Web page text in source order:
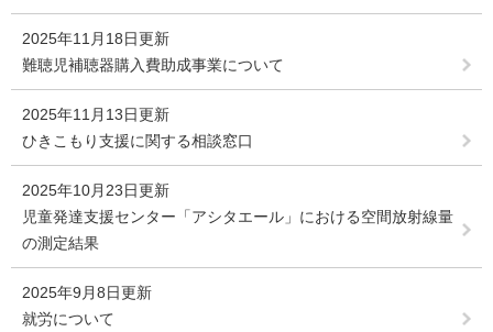
2025年11月18日更新
難聴児補聴器購入費助成事業について
2025年11月13日更新
ひきこもり支援に関する相談窓口
2025年10月23日更新
児童発達支援センター「アシタエール」における空間放射線量
の測定結果
2025年9月8日更新
就労について